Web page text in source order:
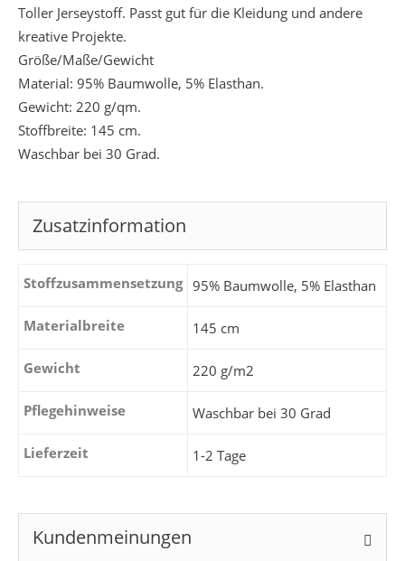
Toller Jerseystoff. Passt gut für die Kleidung und andere
kreative Projekte.
Größe/Maße/Gewicht
Material: 95% Baumwolle, 5% Elasthan.
Gewicht: 220 g/qm.
Stoffbreite: 145 cm.
Waschbar bei 30 Grad.
Zusatzinformation
Stoffzusammensetzung 95% Baumwolle, 5% Elasthan
Materialbreite 145 cm
Gewicht 220 g/m2
Pflegehinweise Waschbar bei 30 Grad
Lieferzeit 1-2 Tage
Kundenmeinungen